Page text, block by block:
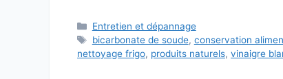
Catégories
Entretien et dépannage
Étiquettes
bicarbonate de soude, conservation
nettoyage frigo, produits naturels, vinaigre